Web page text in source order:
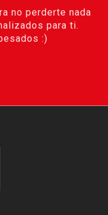
no perderte nada
para ti.
:)